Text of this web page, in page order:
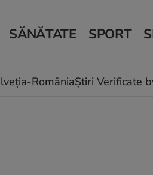
SĂNĂTATE
Relații
Rețete culinare
SPORT
RomâniaȘtiri Verificate